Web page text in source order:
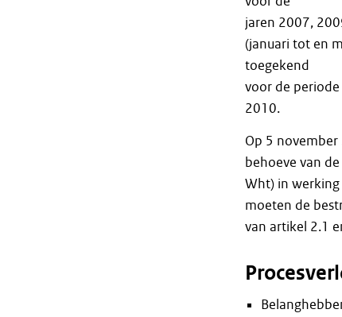
jaren 2007,
(januari tot en
toegekend
voor de
2010.
Op 5
behoeve van
Wht) in
moeten de
van artikel 2.1